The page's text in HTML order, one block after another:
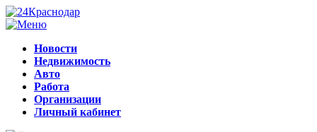
Новости
Недвижимость
Авто
Работа
Организации
Личный кабинет